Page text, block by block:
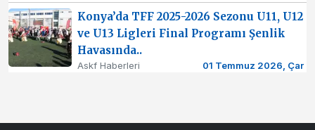
Konya’da TFF 2025-2026 Sezonu U11, U12
ve U13 Ligleri Final Programı Şenlik
Havasında..
Askf Haberleri 01 Temmuz 2026, Çar